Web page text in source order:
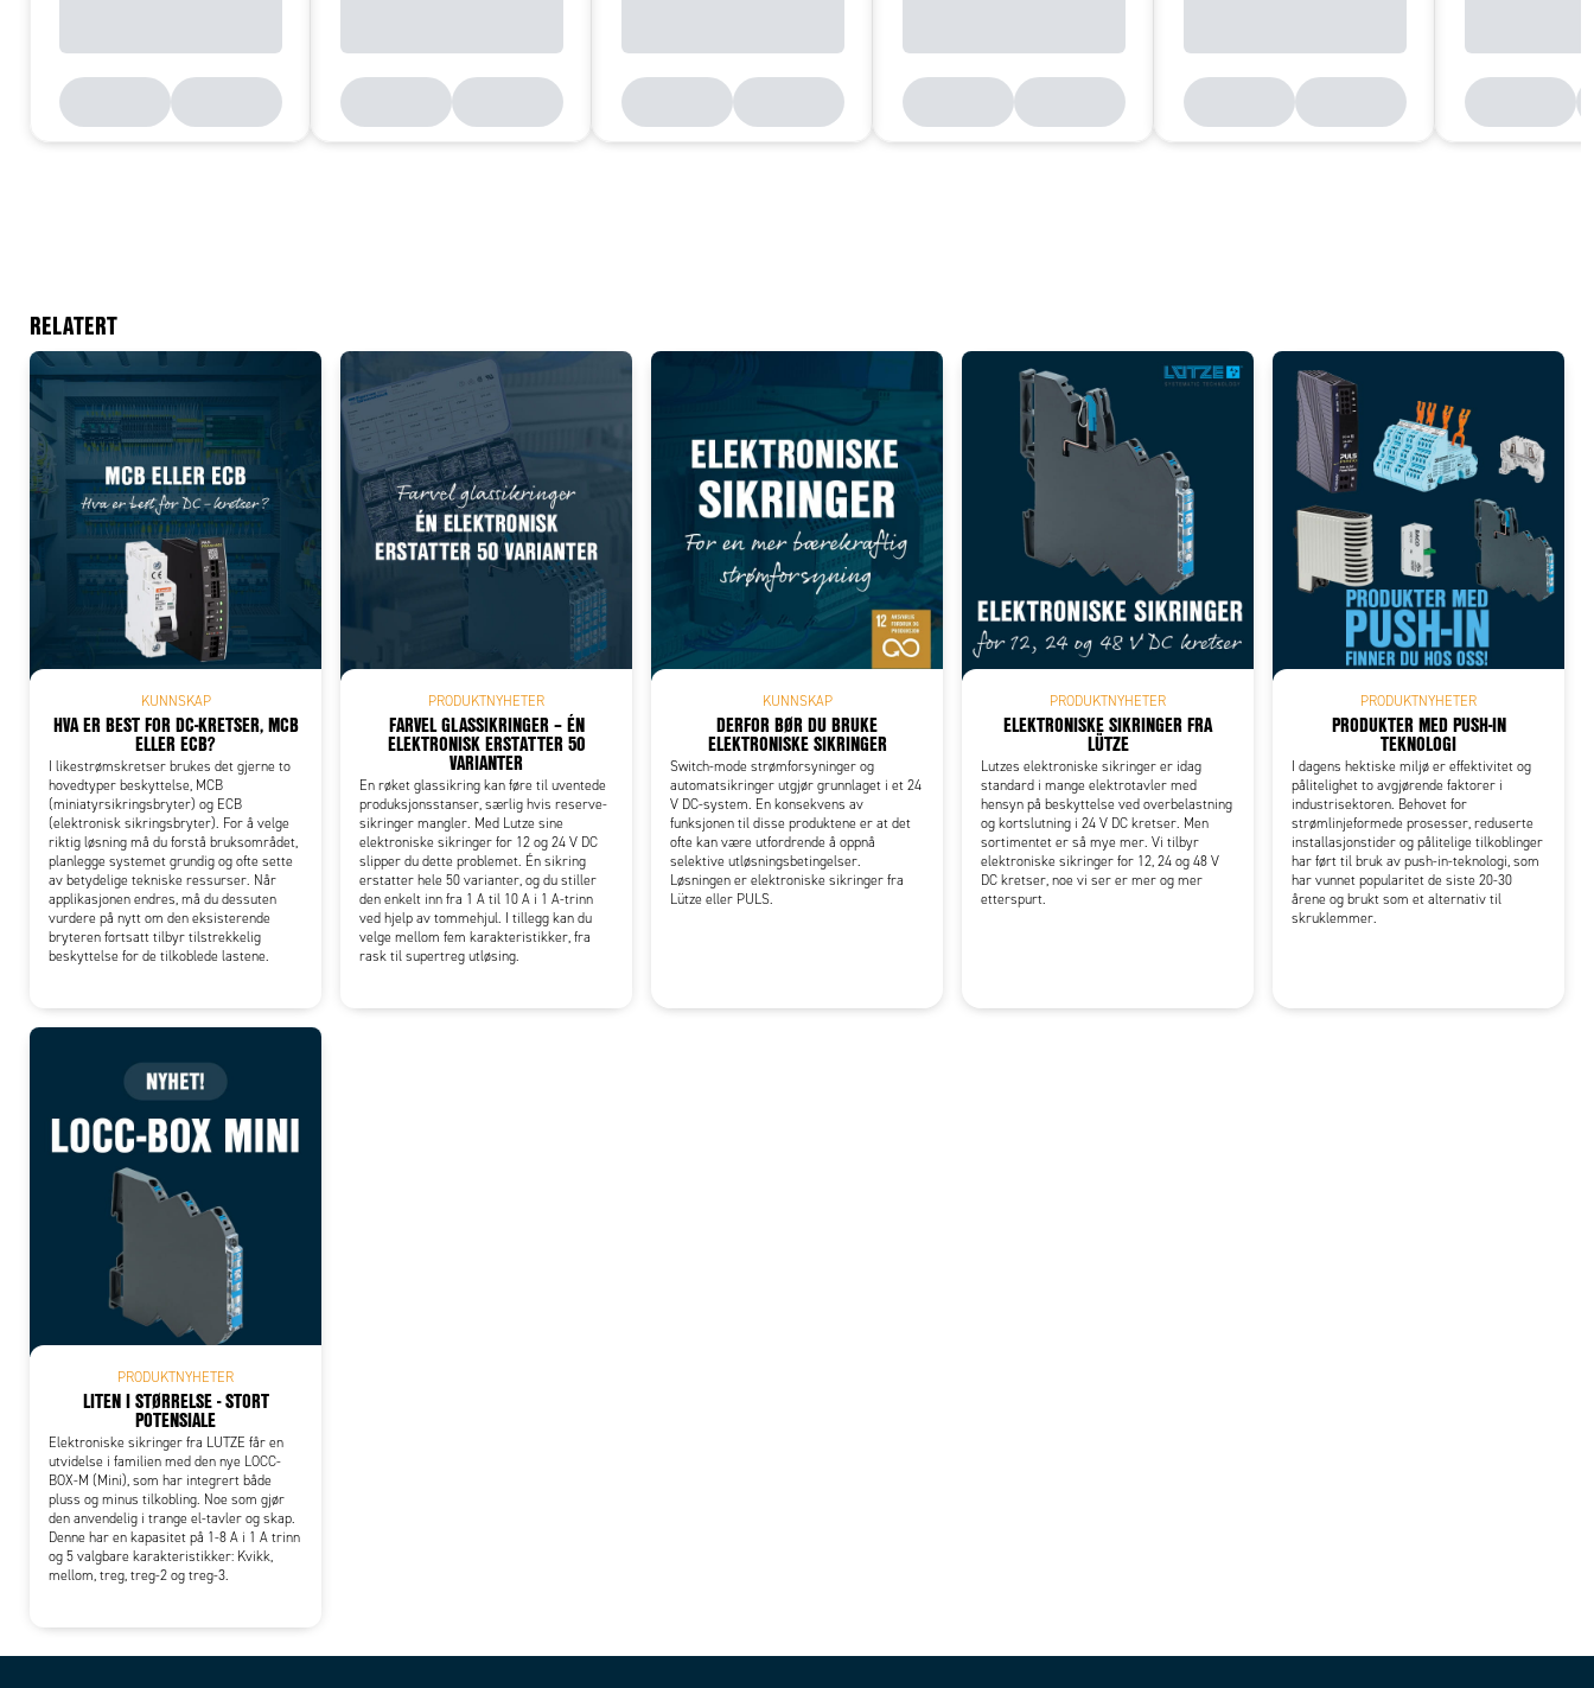
Add to existing cart row Add as new cart row
RELATERT
KUNNSKAP
HVA ER BEST FOR DC-KRETSER, MCB
ELLER ECB?
I likestrømskretser brukes det gjerne to
hovedtyper beskyttelse, MCB
(miniatyrsikringsbryter) og ECB
(elektronisk sikringsbryter). For å velge
riktig løsning må du forstå bruksområdet,
planlegge systemet grundig og ofte sette
av betydelige tekniske ressurser. Når
applikasjonen endres, må du dessuten
vurdere på nytt om den eksisterende
bryteren fortsatt tilbyr tilstrekkelig
beskyttelse for de tilkoblede lastene.
PRODUKTNYHETER
FARVEL GLASSIKRINGER – ÉN
ELEKTRONISK ERSTATTER 50
VARIANTER
En røket glassikring kan føre til uventede
produksjonsstanser, særlig hvis reserve­
sikringer mangler. Med Lutze sine
elektroniske sikringer for 12 og 24 V DC
slipper du dette problemet. Én sikring
erstatter hele 50 varianter, og du stiller
den enkelt inn fra 1 A til 10 A i 1 A-trinn
ved hjelp av tommehjul. I tillegg kan du
velge mellom fem karakteristikker, fra
rask til supertreg utløsing.
KUNNSKAP
DERFOR BØR DU BRUKE
ELEKTRONISKE SIKRINGER
Switch-mode strømforsyninger og
automatsikringer utgjør grunnlaget i et 24
V DC-system. En konsekvens av
funksjonen til disse produktene er at det
ofte kan være utfordrende å oppnå
selektive utløsningsbetingelser.
Løsningen er elektroniske sikringer fra
Lütze eller PULS.
PRODUKTNYHETER
ELEKTRONISKE SIKRINGER FRA
LÜTZE
Lutzes elektroniske sikringer er idag
standard i mange elektrotavler med
hensyn på beskyttelse ved overbelastning
og kortslutning i 24 V DC kretser. Men
sortimentet er så mye mer. Vi tilbyr
elektroniske sikringer for 12, 24 og 48 V
DC kretser, noe vi ser er mer og mer
etterspurt.
PRODUKTNYHETER
PRODUKTER MED PUSH-IN
TEKNOLOGI
I dagens hektiske miljø er effektivitet og
pålitelighet to avgjørende faktorer i
industrisektoren. Behovet for
strømlinjeformede prosesser, reduserte
installasjonstider og pålitelige tilkoblinger
har ført til bruk av push-in-teknologi, som
har vunnet popularitet de siste 20-30
årene og brukt som et alternativ til
skruklemmer.
PRODUKTNYHETER
LITEN I STØRRELSE - STORT
POTENSIALE
Elektroniske sikringer fra LUTZE får en
utvidelse i familien med den nye LOCC-
BOX-M (Mini), som har integrert både
pluss og minus tilkobling. Noe som gjør
den anvendelig i trange el-tavler og skap.
Denne har en kapasitet på 1-8 A i 1 A trinn
og 5 valgbare karakteristikker: Kvikk,
mellom, treg, treg-2 og treg-3.